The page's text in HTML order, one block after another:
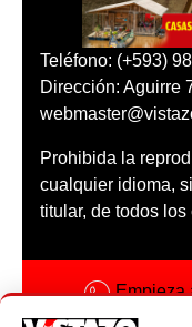
Teléfono: (+593)
Dirección: Aguirre
Prohibida la
cualquier idioma,
titular, de todos
Empieza